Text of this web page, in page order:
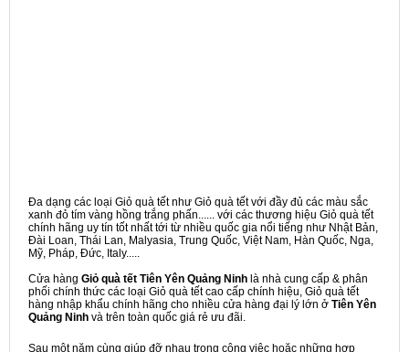
Đa dạng các loại Giỏ quà tết như Giỏ quà tết với đầy đủ các màu sắc
xanh đỏ tím vàng hồng trắng phấn...... với các thương hiệu Giỏ quà tết
chính hãng uy tín tốt nhất tới từ nhiều quốc gia nổi tiếng như Nhật Bản,
Đài Loan, Thái Lan, Malyasia, Trung Quốc, Việt Nam, Hàn Quốc, Nga,
Mỹ, Pháp, Đức, Italy.....
Cửa hàng Giỏ quà tết Tiên Yên Quảng Ninh là nhà cung cấp & phân
phối chính thức các loại Giỏ quà tết cao cấp chính hiệu, Giỏ quà tết
hàng nhập khẩu chính hãng cho nhiều cửa hàng đại lý lớn ở Tiên Yên
Quảng Ninh và trên toàn quốc giá rẻ ưu đãi.
Sau một năm cùng giúp đỡ nhau trong công việc hoặc những hợp